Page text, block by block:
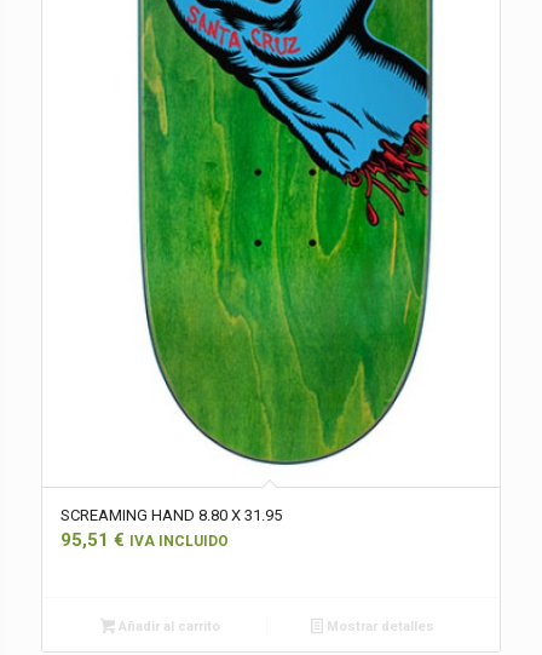
SCREAMING HAND 8.80 X 31.95
95,51 € IVA INCLUIDO
Añadir al carrito Mostrar detalles